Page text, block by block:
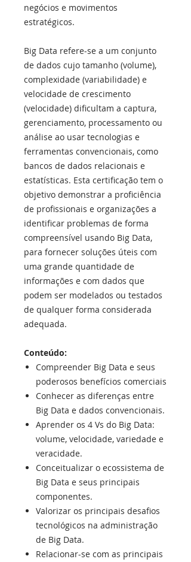
negócios e movimentos
estratégicos.
Big Data refere-se a um conjunto
de dados cujo tamanho (volume),
complexidade (variabilidade) e
velocidade de crescimento
(velocidade) dificultam a captura,
gerenciamento, processamento ou
análise ao usar tecnologias e
ferramentas convencionais, como
bancos de dados relacionais e
estatísticas. Esta certificação tem o
objetivo demonstrar a proficiência
de profissionais e organizações a
identificar problemas de forma
compreensível usando Big Data,
para fornecer soluções úteis com
uma grande quantidade de
informações e com dados que
podem ser modelados ou testados
de qualquer forma considerada
adequada.
Conteúdo:
Compreender Big Data e seus
poderosos benefícios comerciais
Conhecer as diferenças entre
Big Data e dados convencionais.
Aprender os 4 Vs do Big Data:
volume, velocidade, variedade e
veracidade.
Conceitualizar o ecossistema de
Big Data e seus principais
componentes.
Valorizar os principais desafios
tecnológicos na administração
de Big Data.
Relacionar-se com as principais